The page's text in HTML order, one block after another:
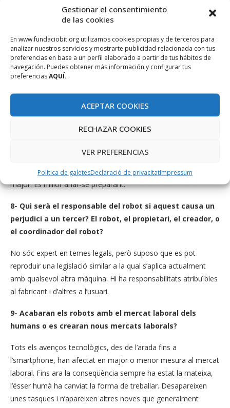
Gestionar el consentimiento
de las cookies
En www.fundaciobit.org utilizamos cookies propias y de terceros para
analizar nuestros servicios y mostrarte publicidad relacionada con tus
preferencias en base a un perfil elaborado a partir de tus hábitos de
navegación. Puedes obtener más información y configurar tus
preferenciasAQUÍ.
ACEPTAR COOKIES
RECHAZAR COOKIES
VER PREFERENCIAS
Política de galetesDeclaració de privacitatImpressum
7- Pensa que la robòtica pot arribar a suplir els humans
en l’assistència personal o en l’acompanyament contra
la solitud, tal com ho il·lustra la pel·lícula «Un amic per a
Frank»?
No hi ha dubte que algunes cures assistencials són físicament
esgotadores i, per tant, l’ajuda robotitzada és positiva. En
canvi, reemplaçar un humà per un robot en tasques de
dubtes personals. En qualsevol cas, penso que un bon robot
nombre de persones que necessita ajuda és cada vegada
major. És millor anar-se preparant.
8- Qui serà el responsable del robot si aquest causa un
perjudici a un tercer? El robot, el propietari, el creador, o
el coordinador del robot?
No sóc expert en temes legals, però suposo que es pot
reproduir una legislació similar a la qual s’aplica actualment
amb qualsevol altra màquina. Hi ha responsabilitats atribuïbles
al fabricant i d’altres a l’usuari.
9- Acabaran els robots amb el mercat laboral dels
humans o es crearan nous mercats laborals?
Tots els avenços tecnològics, des de l’arada fins a
l’smartphone, han afectat en major o menor mesura al mercat
laboral. Fins ara la conseqüència sempre ha estat la mateixa,
l’ésser humà ha canviat la forma de treballar. Desapareixen
unes tasques i n’apareixen altres noves que generalment